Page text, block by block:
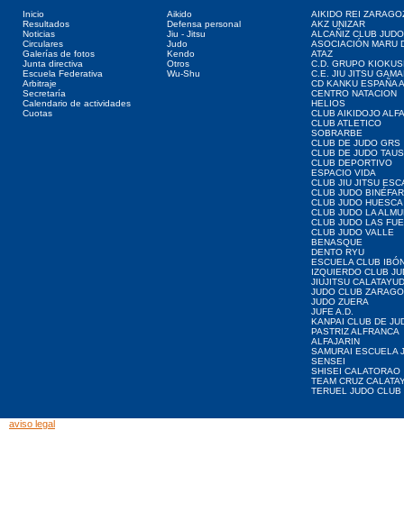
Inicio
Resultados
Noticias
Circulares
Galerías de fotos
Junta directiva
Escuela Federativa
Arbitraje
Secretaría
Calendario de actividades
Cuotas
Aikido
Defensa personal
Jiu - Jitsu
Judo
Kendo
Otros
Wu-Shu
AIKIDO REI
AKZ UNIZAR
ALCAÑIZ CLUB JUDO
ASOCIACIÓN MARU
ATAZ
C.D. GRUPO
C.E. JIU JITSU
CD KANKU ESPAÑA
CENTRO NATACION
HELIOS
CLUB AIKIDOJO
CLUB ATLETICO
SOBRARBE
CLUB DE JUDO GRS
CLUB DE JUDO
CLUB DEPORTIVO
ESPACIO VIDA
CLUB JIU JITSU
CLUB JUDO BINÉFAR
CLUB JUDO HUESCA
CLUB JUDO LA
CLUB JUDO LAS
CLUB JUDO VALLE
BENASQUE
DENTO RYU
ESCUELA CLUB
IZQUIERDO CLUB
JIUJITSU
JUDO CLUB
JUDO ZUERA
JUFE A.D.
KANPAI CLUB DE
PASTRIZ ALFRANCA
ALFAJARIN
SAMURAI ESCUELA
SENSEI
SHISEI CALATORAO
TEAM CRUZ
TERUEL JUDO CLUB
aviso legal